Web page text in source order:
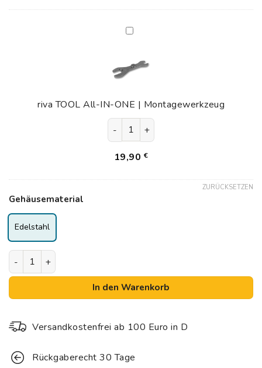
riva
All-
IN-
|
Montagewerkzeug
riva TOOL All-IN-ONE | Montagewerkzeug
riva TOOL All-IN-ONE |
19,90 €
Gehäusematerial
Edelstahl
ZURÜCKSETZEN
rivaALVA LIFE Trinkwasserfilter |
In den Warenkorb
Versandkostenfrei ab 100 Euro in D
Rückgaberecht 30 Tage